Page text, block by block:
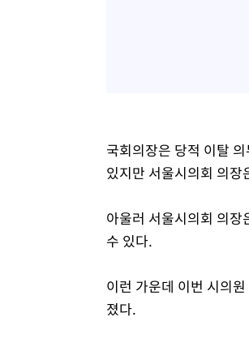
국회의장은 당적 이탈
있지만 서울시의회 의
아울러 서울시의회 의
수 있다.
이런 가운데 이번 시의
졌다.